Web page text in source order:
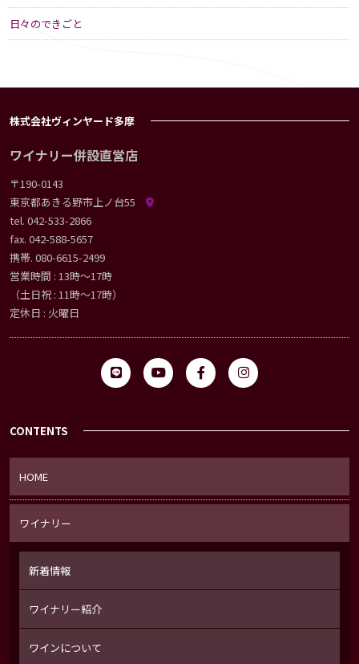
日々のできごと
株式会社ヴィンヤード多摩
ワイナリー併設直営店
〒190-0143
東京都あきる野市上ノ台55
tel. 042-533-2866
fax. 042-588-5657
携帯. 080-6615-2499
営業時間 : 13時〜17時
（土日祝 : 11時〜17時）
定休日 : 火曜日
CONTENTS
HOME
ワイナリー
新着情報
ワイナリー紹介
ワインについて